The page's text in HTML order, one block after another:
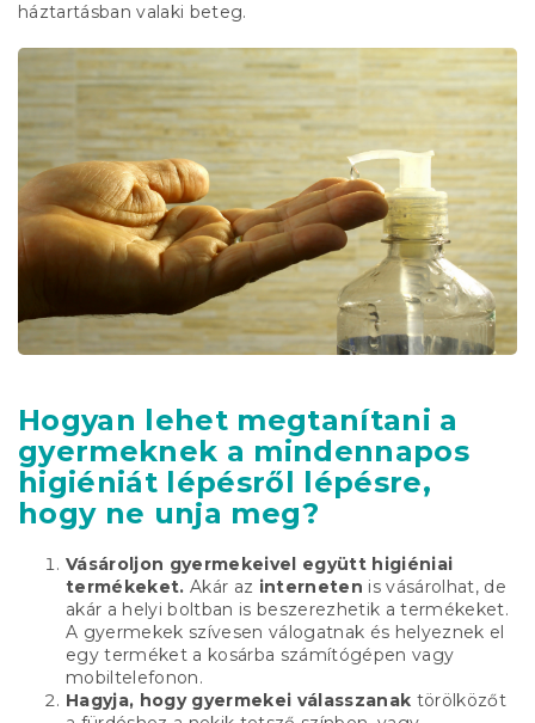
háztartásban valaki beteg.
Hogyan lehet megtanítani a
gyermeknek a mindennapos
higiéniát lépésről lépésre,
hogy ne unja meg?
Vásároljon gyermekeivel együtt higiéniai
termékeket. Akár az interneten is vásárolhat, de
akár a helyi boltban is beszerezhetik a termékeket.
A gyermekek szívesen válogatnak és helyeznek el
egy terméket a kosárba számítógépen vagy
mobiltelefonon.
Hagyja, hogy gyermekei válasszanak törölközőt